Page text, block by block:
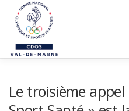
contenu
NOS ACTIONS
Le troisième